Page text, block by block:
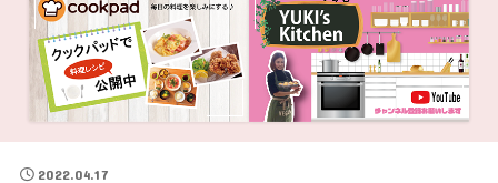
2022.04.17